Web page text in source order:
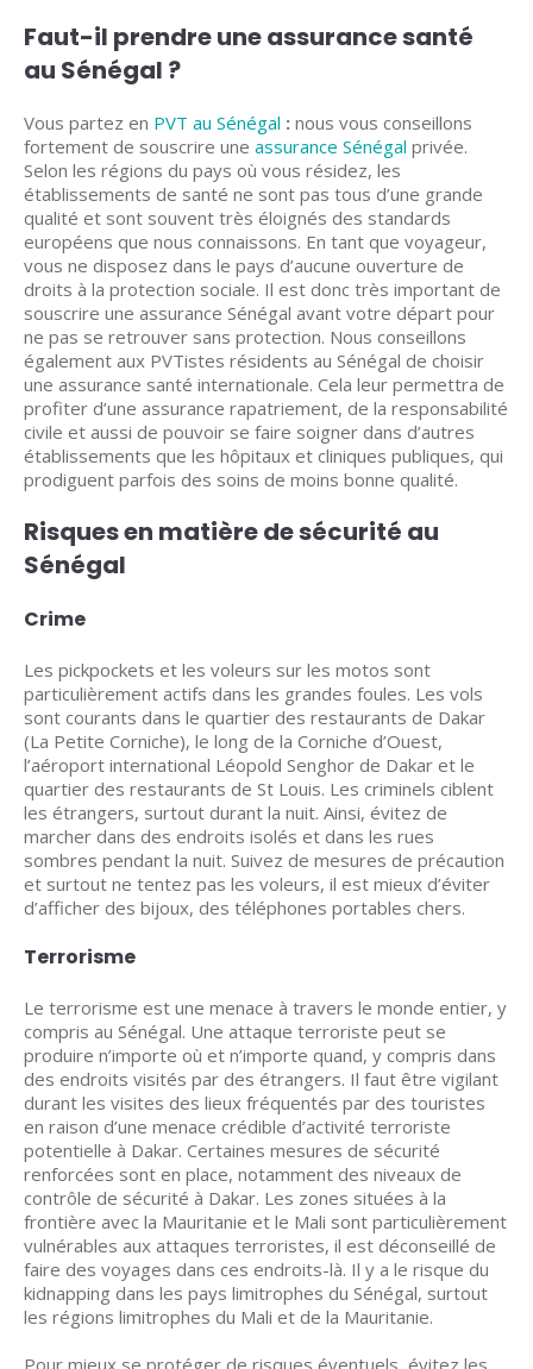
Faut-il prendre une assurance santé
au Sénégal ?
Vous partez en PVT au Sénégal : nous vous conseillons
fortement de souscrire une assurance Sénégal privée.
Selon les régions du pays où vous résidez, les
établissements de santé ne sont pas tous d’une grande
qualité et sont souvent très éloignés des standards
européens que nous connaissons. En tant que voyageur,
vous ne disposez dans le pays d’aucune ouverture de
droits à la protection sociale. Il est donc très important de
souscrire une assurance Sénégal avant votre départ pour
ne pas se retrouver sans protection. Nous conseillons
également aux PVTistes résidents au Sénégal de choisir
une assurance santé internationale. Cela leur permettra de
profiter d’une assurance rapatriement, de la responsabilité
civile et aussi de pouvoir se faire soigner dans d’autres
établissements que les hôpitaux et cliniques publiques, qui
prodiguent parfois des soins de moins bonne qualité.
Risques en matière de sécurité au
Sénégal
Crime
Les pickpockets et les voleurs sur les motos sont
particulièrement actifs dans les grandes foules. Les vols
sont courants dans le quartier des restaurants de Dakar
(La Petite Corniche), le long de la Corniche d’Ouest,
l’aéroport international Léopold Senghor de Dakar et le
quartier des restaurants de St Louis. Les criminels ciblent
les étrangers, surtout durant la nuit. Ainsi, évitez de
marcher dans des endroits isolés et dans les rues
sombres pendant la nuit. Suivez de mesures de précaution
et surtout ne tentez pas les voleurs, il est mieux d’éviter
d’afficher des bijoux, des téléphones portables chers.
Terrorisme
Le terrorisme est une menace à travers le monde entier, y
compris au Sénégal. Une attaque terroriste peut se
produire n’importe où et n’importe quand, y compris dans
des endroits visités par des étrangers. Il faut être vigilant
durant les visites des lieux fréquentés par des touristes
en raison d’une menace crédible d’activité terroriste
potentielle à Dakar. Certaines mesures de sécurité
renforcées sont en place, notamment des niveaux de
contrôle de sécurité à Dakar. Les zones situées à la
frontière avec la Mauritanie et le Mali sont particulièrement
vulnérables aux attaques terroristes, il est déconseillé de
faire des voyages dans ces endroits-là. Il y a le risque du
kidnapping dans les pays limitrophes du Sénégal, surtout
les régions limitrophes du Mali et de la Mauritanie.
Pour mieux se protéger de risques éventuels, évitez les